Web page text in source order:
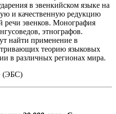
в эвенкийском языке на
и качественную редукцию
речи эвенков. Монография
этнографов.
найти применение в
теорию языковых
в различных регионах мира.
(ЭБС)